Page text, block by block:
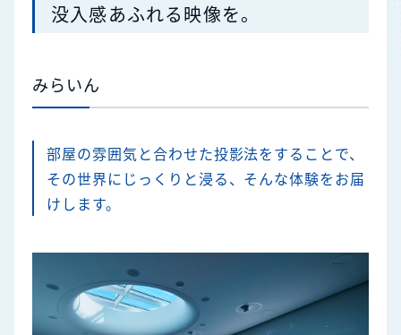
没入感あふれる映像を。
みらいん
部屋の雰囲気と合わせた投影法をすることで、
その世界にじっくりと浸る、そんな体験をお届
けします。